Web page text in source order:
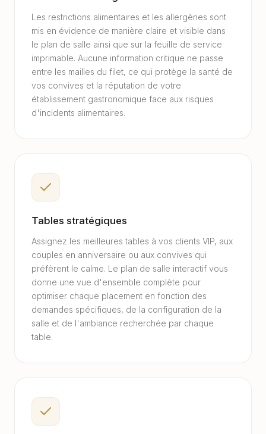
Les restrictions alimentaires et les allergènes sont
mis en évidence de manière claire et visible dans
le plan de salle ainsi que sur la feuille de service
imprimable. Aucune information critique ne passe
entre les mailles du filet, ce qui protège la santé de
vos convives et la réputation de votre
établissement gastronomique face aux risques
d'incidents alimentaires.
Tables stratégiques
Assignez les meilleures tables à vos clients VIP, aux
couples en anniversaire ou aux convives qui
préfèrent le calme. Le plan de salle interactif vous
donne une vue d'ensemble complète pour
optimiser chaque placement en fonction des
demandes spécifiques, de la configuration de la
salle et de l'ambiance recherchée par chaque
table.